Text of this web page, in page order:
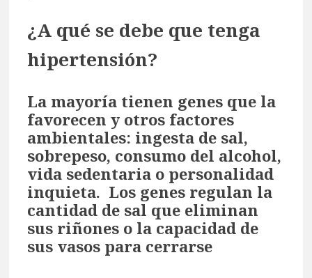
¿A qué se debe que tenga
hipertensión?
La mayoría tienen genes que la
favorecen y otros factores
ambientales: ingesta de sal,
sobrepeso, consumo del alcohol,
vida sedentaria o personalidad
inquieta. Los genes regulan la
cantidad de sal que eliminan
sus riñones o la capacidad de
sus vasos para cerrarse